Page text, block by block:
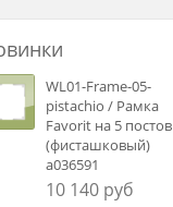
WL01-Frame-05-
pistachio / Рамка
Favorit на 5 постов
(фисташковый)
a036591
10 140 руб